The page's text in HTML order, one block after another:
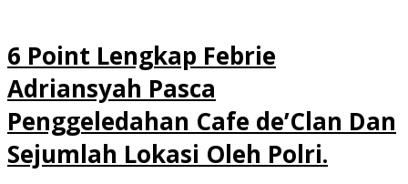
6 Point Lengkap Febrie
Adriansyah Pasca
Penggeledahan Cafe de’Clan Dan
Sejumlah Lokasi Oleh Polri.